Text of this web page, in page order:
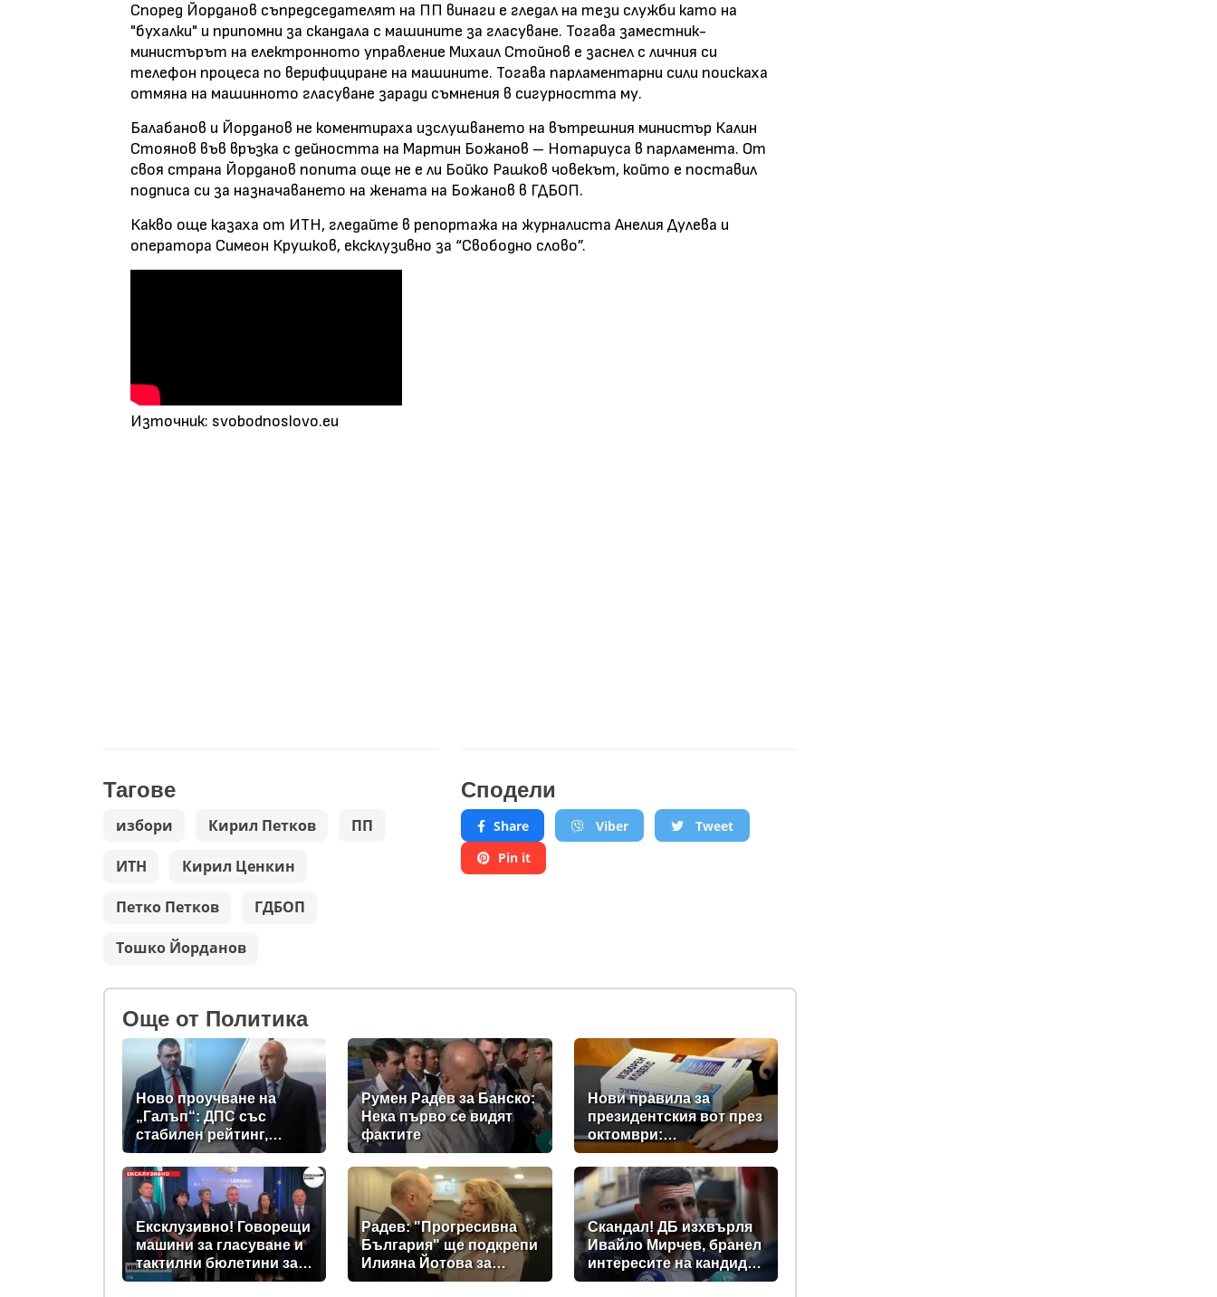
Според Йорданов съпредседателят на ПП винаги е гледал на тези служби като на
"бухалки" и припомни за скандала с машините за гласуване. Тогава заместник-
министърът на електронното управление Михаил Стойнов е заснел с личния си
телефон процеса по верифициране на машините. Тогава парламентарни сили поискаха
отмяна на машинното гласуване заради съмнения в сигурността му.
Балабанов и Йорданов не коментираха изслушването на вътрешния министър Калин
Стоянов във връзка с дейността на Мартин Божанов – Нотариуса в парламента. От
своя страна Йорданов попита още не е ли Бойко Рашков човекът, който е поставил
подписа си за назначаването на жената на Божанов в ГДБОП.
Какво още казаха от ИТН, гледайте в репортажа на журналиста Анелия Дулева и
оператора Симеон Крушков, ексклузивно за “Свободно слово”.
Източник: svobodnoslovo.eu
Тагове
избори Кирил Петков ПП
ИТН Кирил Ценкин
Петко Петков ГДБОП
Тошко Йорданов
Сподели
Share Viber
Tweet
Pin it
Oще от Политика
Ново проучване на
„Галъп“: ДПС със
стабилен рейтинг,
подкрепата към Радев
се запазва
Румен Радев за Банско:
Нека първо се видят
фактите
Нови правила за
президентския вот през
октомври:
Парламентът прие
промени в Изборния
кодекс
Ексклузивно! Говорещи
машини за гласуване и
тактилни бюлетини за
незрящите предвиждат
Радев: "Прогресивна
България" ще подкрепи
Илияна Йотова за
президент
Скандал! ДБ изхвърля
Ивайло Мирчев, бранел
интересите на кандидат
за „Лукойл”